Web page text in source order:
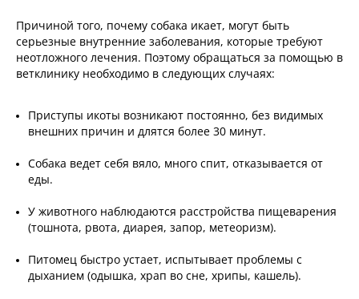
Причиной того, почему собака икает, могут быть
серьезные внутренние заболевания, которые требуют
неотложного лечения. Поэтому обращаться за помощью в
ветклинику необходимо в следующих случаях:
Приступы икоты возникают постоянно, без видимых
внешних причин и длятся более 30 минут.
Собака ведет себя вяло, много спит, отказывается от
еды.
У животного наблюдаются расстройства пищеварения
(тошнота, рвота, диарея, запор, метеоризм).
Питомец быстро устает, испытывает проблемы с
дыханием (одышка, храп во сне, хрипы, кашель).